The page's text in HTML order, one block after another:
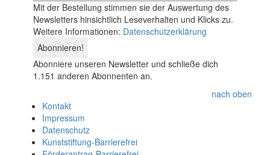
Mit der Bestellung stimmen sie der Auswertung des
Newsletters hinsichtlich Leseverhalten und Klicks zu.
Weitere Informationen: Datenschutzerklärung
Abonniere unseren Newsletter und schließe dich
1.151 anderen Abonnenten an.
nach oben
Kontakt
Impressum
Datenschutz
Kunststiftung-Barrierefrei